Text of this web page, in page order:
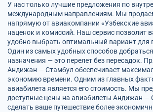
У нас только лучшие предложения по
международным направлениям. Мы
напрямую от авиакомпании «Узбекские
наценок и комиссий. Наш сервис позволит
удобно выбрать оптимальный вариант для
Один из самых удобных способов
назначения — это перелет без пересадок.
Андижан — Стамбул обеспечивает
экономию времени. Одним из главных
авиабилета является его стоимость. Мы
доступные цены на авиабилеты Андижан —
сделать ваше путешествие более